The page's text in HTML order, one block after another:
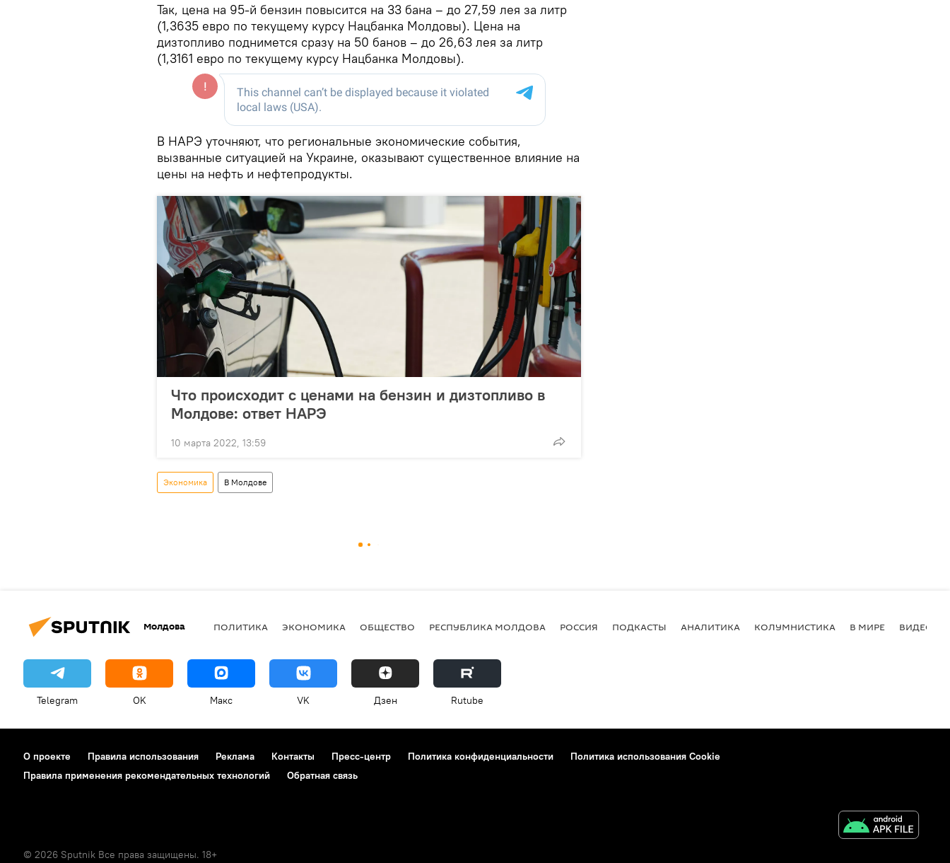
Так, цена на 95-й бензин повысится на 33 бана – до 27,59 лея за литр
(1,3635 евро по текущему курсу Нацбанка Молдовы). Цена на
дизтопливо поднимется сразу на 50 банов – до 26,63 лея за литр
(1,3161 евро по текущему курсу Нацбанка Молдовы).
В НАРЭ уточняют, что региональные экономические события,
вызванные ситуацией на Украине, оказывают существенное влияние на
цены на нефть и нефтепродукты.
Что происходит с ценами на бензин и дизтопливо в
Молдове: ответ НАРЭ
10 марта 2022, 13:59
Экономика В Молдове
Молдова ПОЛИТИКА ЭКОНОМИКА ОБЩЕСТВО РЕСПУБЛИКА МОЛДОВА РОССИЯ ПОДКАСТЫ АНАЛИТИКА КОЛУМНИСТИКА В МИРЕ ВИДЕО
Telegram OK Макс VK Дзен Rutube
О проекте Правила использования Реклама Контакты Пресс-центр Политика конфиденциальности
Политика использования Cookie
Правила применения рекомендательных технологий
Обратная связь
© 2026 Sputnik Все права защищены. 18+